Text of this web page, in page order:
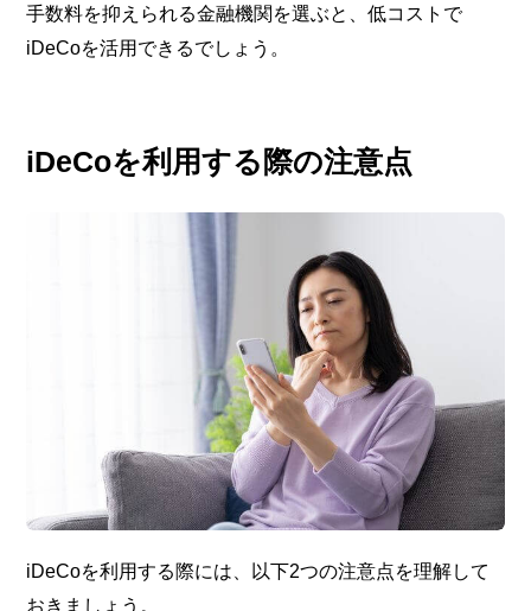
手数料を抑えられる金融機関を選ぶと、低コストで
iDeCoを活用できるでしょう。
iDeCoを利用する際の注意点
iDeCoを利用する際には、以下2つの注意点を理解して
おきましょう。